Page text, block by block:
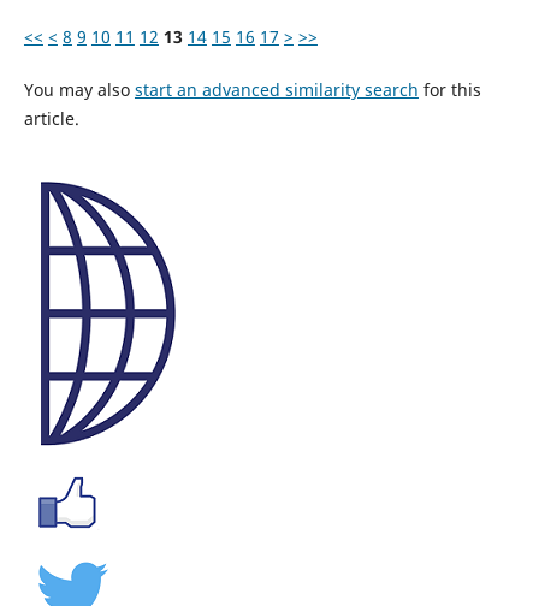
<< < 8 9 10 11 12 13 14 15 16 17 > >>
You may also start an advanced similarity search for this
article.